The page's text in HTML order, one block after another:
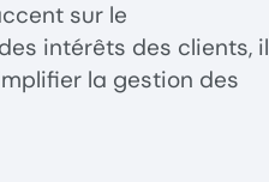
sur le
intérêts des clients, il
la gestion des